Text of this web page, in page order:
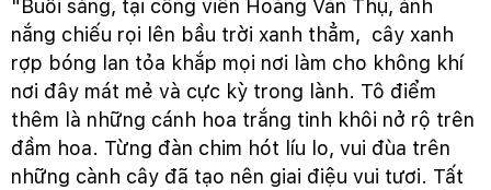
"Buổi sáng, tại công viên Hoàng Văn Thụ, ánh
nắng chiếu rọi lên bầu trời xanh thẳm, cây xanh
rợp bóng lan tỏa khắp mọi nơi làm cho không khí
nơi đây mát mẻ và cực kỳ trong lành. Tô điểm
thêm là những cánh hoa trắng tinh khôi nở rộ trên
đầm hoa. Từng đàn chim hót líu lo, vui đùa trên
những cành cây đã tạo nên giai điệu vui tươi. Tất